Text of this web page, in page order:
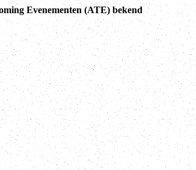
Evenementen (ATE) bekend